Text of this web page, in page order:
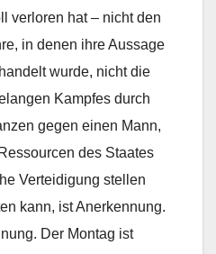
verloren hat – nicht den
in denen ihre Aussage
wurde, nicht die
Kampfes durch
gegen einen Mann,
des Staates
Verteidigung stellen
kann, ist Anerkennung.
Der Montag ist